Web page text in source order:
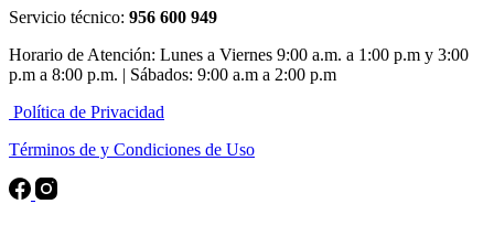
Servicio técnico: 956 600 949
Horario de Atención: Lunes a Viernes 9:00 a.m. a 1:00 p.m y 3:00
p.m a 8:00 p.m. | Sábados: 9:00 a.m a 2:00 p.m
Política de Privacidad
Términos de y Condiciones de Uso